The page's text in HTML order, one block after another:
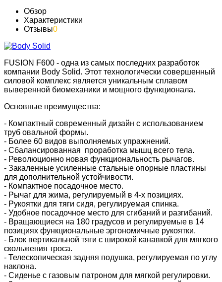
Обзор
Характеристики
Отзывы0
FUSION F600 - одна из самых последних разработок
компании Body Solid. Этот технологически совершенный
силовой комплекс является уникальным сплавом
выверенной биомеханики и мощного функционала.
Основные преимущества:
- Компактный современный дизайн с использованием
труб овальной формы.
- Более 60 видов выполняемых упражнений.
- Сбалансированная проработка мышц всего тела.
- Революционно новая функциональность рычагов.
- Закаленные усиленные стальные опорные пластины
для дополнительной устойчивости.
- Компактное посадочное место.
- Рычаг для жима, регулируемый в 4-х позициях.
- Рукоятки для тяги сидя, регулируемая спинка.
- Удобное посадочное место для сгибаний и разгибаний.
- Вращающиеся на 180 градусов и регулируемые в 14
позициях функциональные эргономичные рукоятки.
- Блок вертикальной тяги с широкой канавкой для мягкого
скольжения троса.
- Телескопическая задняя подушка, регулируемая по углу
наклона.
- Сиденье с газовым патроном для мягкой регулировки.